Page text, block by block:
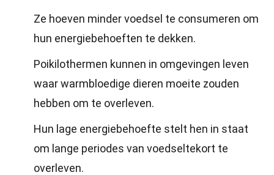
Ze hoeven minder voedsel te consumeren om
hun energiebehoeften te dekken.
Poikilothermen kunnen in omgevingen leven
waar warmbloedige dieren moeite zouden
hebben om te overleven.
Hun lage energiebehoefte stelt hen in staat
om lange periodes van voedseltekort te
overleven.